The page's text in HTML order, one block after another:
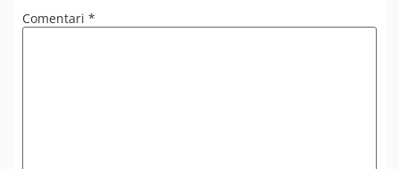
Comentari *